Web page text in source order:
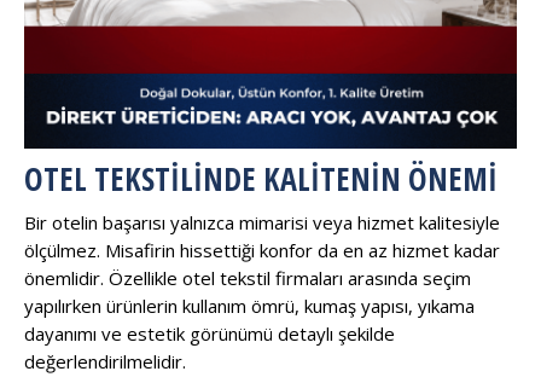
OTEL TEKSTILINDE KALITENIN ÖNEMI
Bir otelin başarısı yalnızca mimarisi veya hizmet kalitesiyle
ölçülmez. Misafirin hissettiği konfor da en az hizmet kadar
önemlidir. Özellikle otel tekstil firmaları arasında seçim
yapılırken ürünlerin kullanım ömrü, kumaş yapısı, yıkama
dayanımı ve estetik görünümü detaylı şekilde
değerlendirilmelidir.